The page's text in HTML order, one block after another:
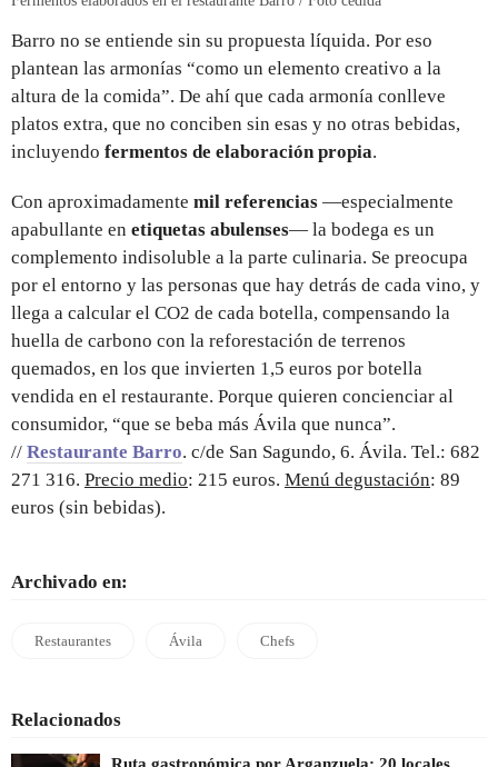
Barro no se entiende sin su propuesta líquida. Por eso
plantean las armonías “como un elemento creativo a la
altura de la comida”. De ahí que cada armonía conlleve
platos extra, que no conciben sin esas y no otras bebidas,
incluyendo fermentos de elaboración propia.
Con aproximadamente mil referencias —especialmente
apabullante en etiquetas abulenses— la bodega es un
complemento indisoluble a la parte culinaria. Se preocupa
por el entorno y las personas que hay detrás de cada vino, y
llega a calcular el CO2 de cada botella, compensando la
huella de carbono con la reforestación de terrenos
quemados, en los que invierten 1,5 euros por botella
vendida en el restaurante. Porque quieren concienciar al
consumidor, “que se beba más Ávila que nunca”.
// Restaurante Barro. c/de San Sagundo, 6. Ávila. Tel.: 682
271 316. Precio medio: 215 euros. Menú degustación: 89
euros (sin bebidas).
Archivado en:
Restaurantes Ávila Chefs
Relacionados